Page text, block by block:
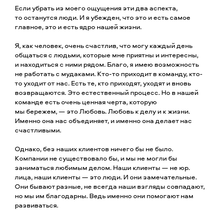
Если убрать из моего ощущения эти два аспекта,
то останутся люди. И я убежден, что это и есть самое
главное, это и есть ядро нашей жизни.
Я, как человек, очень счастлив, что могу каждый день
общаться с людьми, которые мне приятны и интересны,
и находиться с ними рядом. Благо, я имею возможность
не работать с мудаками. Кто-то приходит в команду, кто-
то уходит от нас. Есть те, кто приходят, уходят и вновь
возвращаются. Это естественный процесс. Но в нашей
команде есть очень ценная черта, которую
мы бережем, — это Любовь. Любовь к делу и к жизни.
Именно она нас объединяет, и именно она делает нас
счастливыми.
Однако, без наших клиентов ничего бы не было.
Компании не существовало бы, и мы не могли бы
заниматься любимым делом. Наши клиенты — не юр.
лица, наши клиенты — это люди. И они замечательные.
Они бывают разные, не всегда наши взгляды совпадают,
но мы им благодарны. Ведь именно они помогают нам
развиваться.